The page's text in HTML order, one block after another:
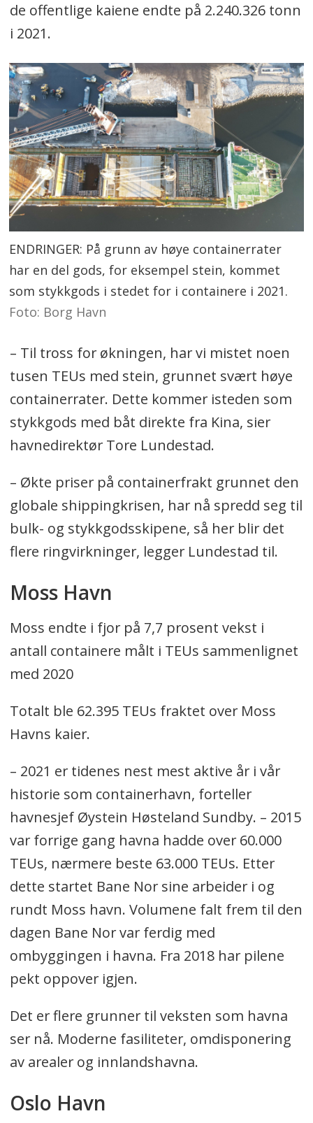
de offentlige kaiene endte på 2.240.326 tonn
i 2021.
ENDRINGER: På grunn av høye containerrater
har en del gods, for eksempel stein, kommet
som stykkgods i stedet for i containere i 2021.
Foto: Borg Havn
– Til tross for økningen, har vi mistet noen
tusen TEUs med stein, grunnet svært høye
containerrater. Dette kommer isteden som
stykkgods med båt direkte fra Kina, sier
havnedirektør Tore Lundestad.
– Økte priser på containerfrakt grunnet den
globale shippingkrisen, har nå spredd seg til
bulk- og stykkgodsskipene, så her blir det
flere ringvirkninger, legger Lundestad til.
Moss Havn
Moss endte i fjor på 7,7 prosent vekst i
antall containere målt i TEUs sammenlignet
med 2020
Totalt ble 62.395 TEUs fraktet over Moss
Havns kaier.
– 2021 er tidenes nest mest aktive år i vår
historie som containerhavn, forteller
havnesjef Øystein Høsteland Sundby. – 2015
var forrige gang havna hadde over 60.000
TEUs, nærmere beste 63.000 TEUs. Etter
dette startet Bane Nor sine arbeider i og
rundt Moss havn. Volumene falt frem til den
dagen Bane Nor var ferdig med
ombyggingen i havna. Fra 2018 har pilene
pekt oppover igjen.
Det er flere grunner til veksten som havna
ser nå. Moderne fasiliteter, omdisponering
av arealer og innlandshavna.
Oslo Havn